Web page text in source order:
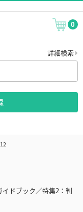
0
詳細検索
イドブック／特集2：判